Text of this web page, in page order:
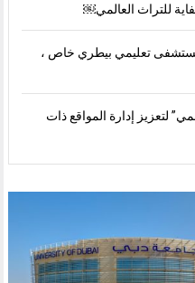
للتراث العالمي￼
تعليمي بيطري خاص ،
لتعزيز إدارة المواقع ذات